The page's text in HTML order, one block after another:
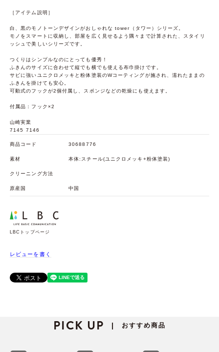
［アイテム説明］
白、黒のモノトーンデザインがおしゃれな tower（タワー）シリーズ。
モノをスマートに収納し、部屋を広く見せるよう隅々まで計算された、スタイリ
ッシュで美しいシリーズです。
つくりはシンプルなのにとっても優秀！
ふきんのサイズに合わせて縦でも横でも使える布巾掛けです。
サビに強いユニクロメッキと粉体塗装のWコーティングが施され、濡れたままの
ふきんを掛けても安心。
可動式のフックが2個付属し、スポンジなどの乾燥にも使えます。
付属品：フック×2
山崎実業
7145 7146
商品コード 30688776
素材 本体:スチール(ユニクロメッキ+粉体塗装)
クリーニング方法
原産国 中国
LBCトップページ
レビューを書く
PICK UP | おすすめ商品